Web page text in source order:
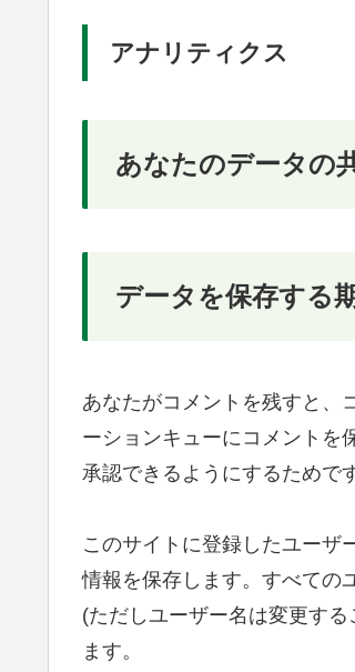
アナリティクス
あなたのデータの
データを保存する
あなたがコメントを残すと、
ーションキューにコメントを
承認できるようにするためで
このサイトに登録したユーザ
情報を保存します。すべての
(ただしユーザー名は変更す
ます。